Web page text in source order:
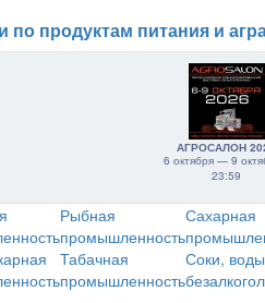
по продуктам питания и
АГРОСАЛОН
6 октября — 9
23:59
Рыбная
промышленность
Сахарная
Табачная
промышленность
Соки,